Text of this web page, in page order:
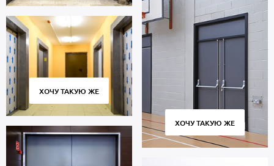
ХОЧУ ТАКУЮ ЖЕ
ХОЧУ ТАКУЮ ЖЕ